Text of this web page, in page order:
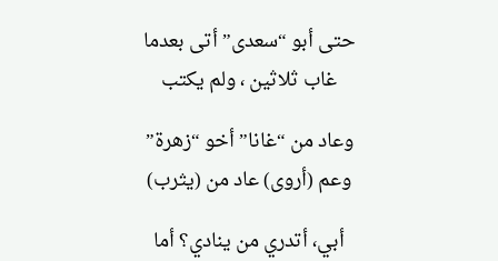
حتى أبو “سعدى” أتى بعدما
غاب ثلاثين ، ولم يكتب
وعاد من “غانا” أخو “زهرة”
وعم (أروى) عاد من (يثرب)
أبي، أتدري من ينادي؟ أما